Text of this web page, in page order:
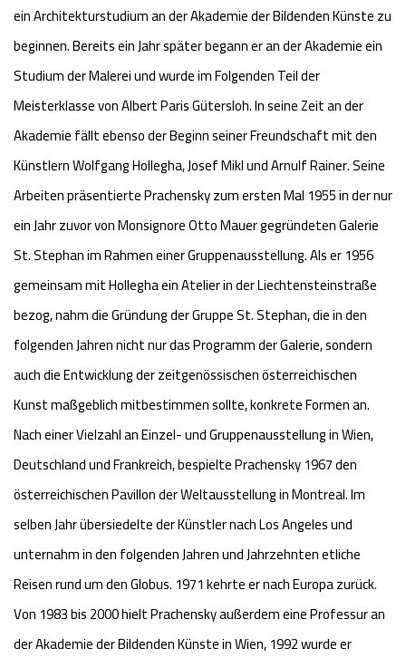
ein Architekturstudium an der Akademie der Bildenden Künste zu
beginnen. Bereits ein Jahr später begann er an der Akademie ein
Studium der Malerei und wurde im Folgenden Teil der
Meisterklasse von Albert Paris Gütersloh. In seine Zeit an der
Akademie fällt ebenso der Beginn seiner Freundschaft mit den
Künstlern Wolfgang Hollegha, Josef Mikl und Arnulf Rainer. Seine
Arbeiten präsentierte Prachensky zum ersten Mal 1955 in der nur
ein Jahr zuvor von Monsignore Otto Mauer gegründeten Galerie
St. Stephan im Rahmen einer Gruppenausstellung. Als er 1956
gemeinsam mit Hollegha ein Atelier in der Liechtensteinstraße
bezog, nahm die Gründung der Gruppe St. Stephan, die in den
folgenden Jahren nicht nur das Programm der Galerie, sondern
auch die Entwicklung der zeitgenössischen österreichischen
Kunst maßgeblich mitbestimmen sollte, konkrete Formen an.
Nach einer Vielzahl an Einzel- und Gruppenausstellung in Wien,
Deutschland und Frankreich, bespielte Prachensky 1967 den
österreichischen Pavillon der Weltausstellung in Montreal. Im
selben Jahr übersiedelte der Künstler nach Los Angeles und
unternahm in den folgenden Jahren und Jahrzehnten etliche
Reisen rund um den Globus. 1971 kehrte er nach Europa zurück.
Von 1983 bis 2000 hielt Prachensky außerdem eine Professur an
der Akademie der Bildenden Künste in Wien, 1992 wurde er